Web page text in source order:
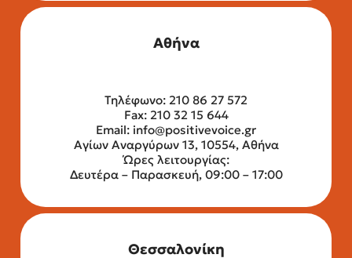
Αθήνα
Τηλέφωνο: 210 86 27 572
Fax: 210 32 15 644
Email: info@positivevoice.gr
Αγίων Αναργύρων 13, 10554, Αθήνα
Ώρες λειτουργίας:
Δευτέρα – Παρασκευή, 09:00 – 17:00
Θεσσαλονίκη